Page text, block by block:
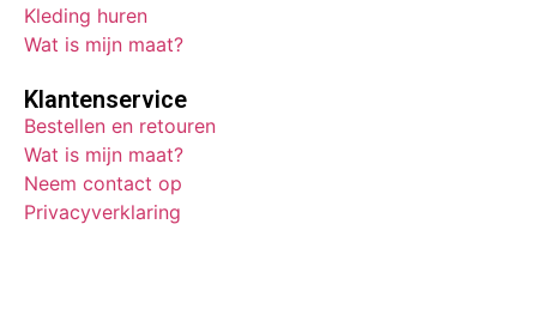
Kleding huren
Wat is mijn maat?
Klantenservice
Bestellen en retouren
Wat is mijn maat?
Neem contact op
Privacyverklaring